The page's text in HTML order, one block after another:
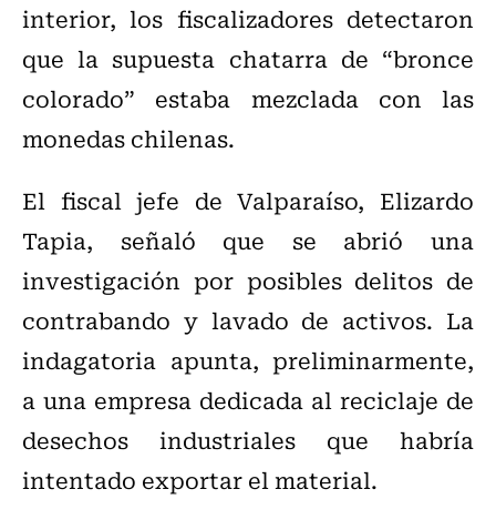
interior, los fiscalizadores detectaron
que la supuesta chatarra de “bronce
colorado” estaba mezclada con las
monedas chilenas.
El fiscal jefe de Valparaíso, Elizardo
Tapia, señaló que se abrió una
investigación por posibles delitos de
contrabando y lavado de activos. La
indagatoria apunta, preliminarmente,
a una empresa dedicada al reciclaje de
desechos industriales que habría
intentado exportar el material.